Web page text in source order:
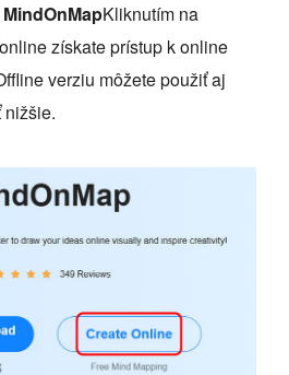
MindOnMapKliknutím na
získate prístup k online
verziu môžete použiť aj